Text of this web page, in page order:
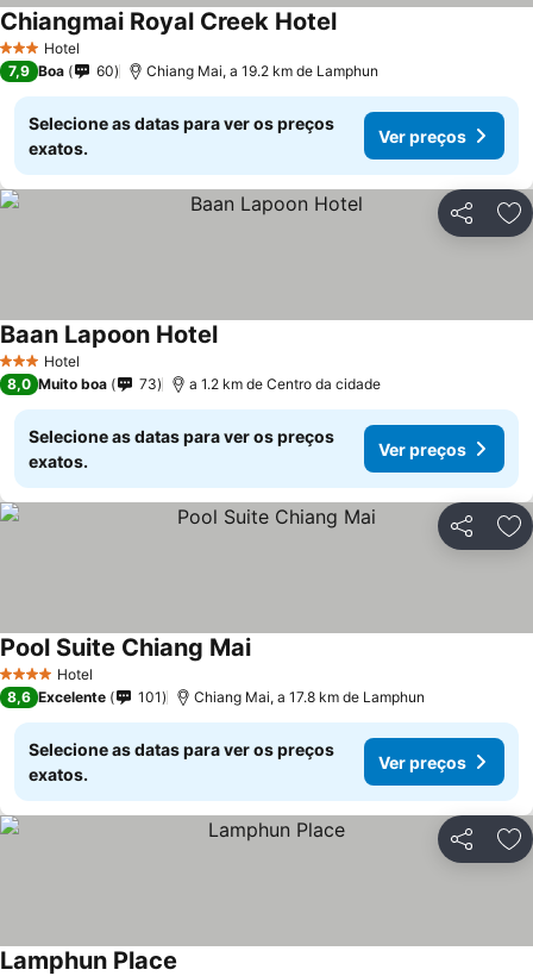
3 EstrelasHotel
Chiangmai Royal Creek Hotel
7,9 Boa 60 Chiang Mai, a 19.2 km de Lamphun
Selecione as datas para ver os preços
exatos.
Ver preços
Partilhar
3 EstrelasHotel
Baan Lapoon Hotel
8,0 Muito boa 73 a 1.2 km de Centro da cidade
Selecione as datas para ver os preços
exatos.
Ver preços
Partilhar
4 EstrelasHotel
Pool Suite Chiang Mai
8,6 Excelente 101 Chiang Mai, a 17.8 km de Lamphun
Selecione as datas para ver os preços
exatos.
Ver preços
Partilhar
Lamphun Place